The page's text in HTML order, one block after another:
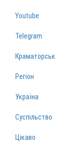
Youtube
Telegram
Краматорськ
Регіон
Україна
Суспільство
Цікаво